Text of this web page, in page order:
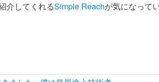
介してくれるSimple Reachが気になって